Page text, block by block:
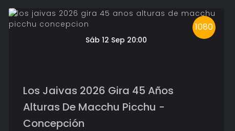
1080
Sáb 12 Sep 20:00
Los Jaivas 2026 Gira 45 Años
Alturas De Macchu Picchu -
Concepción